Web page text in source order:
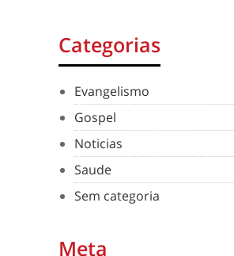
Categorias
Evangelismo
Gospel
Noticias
Saude
Sem categoria
Meta